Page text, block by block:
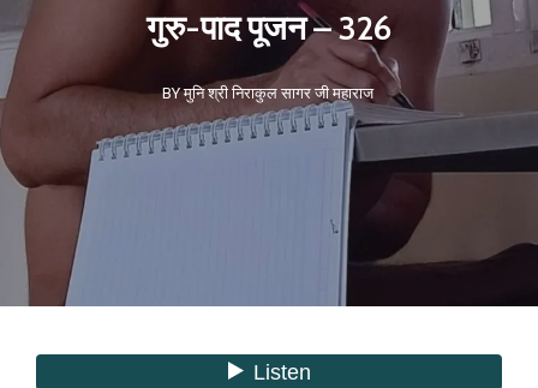
गुरु-पाद पूजन – 326
BY मुनि श्री निराकुल सागर जी महाराज